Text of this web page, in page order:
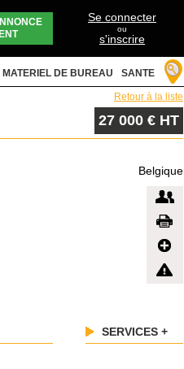
Se connecter
ou
s'inscrire
MATERIEL DE BUREAU SANTE
Retour à la liste
27 000 € HT
Belgique
SERVICES +